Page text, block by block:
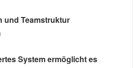
und Teamstruktur
System ermöglicht es